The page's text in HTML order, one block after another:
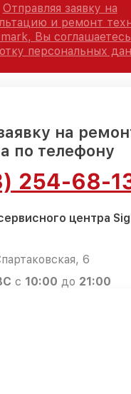
Отправляя заявку на
и ремонт
Вы
персональных
на
по телефону
254-68-
центра
6
с 10:00 до 21:00